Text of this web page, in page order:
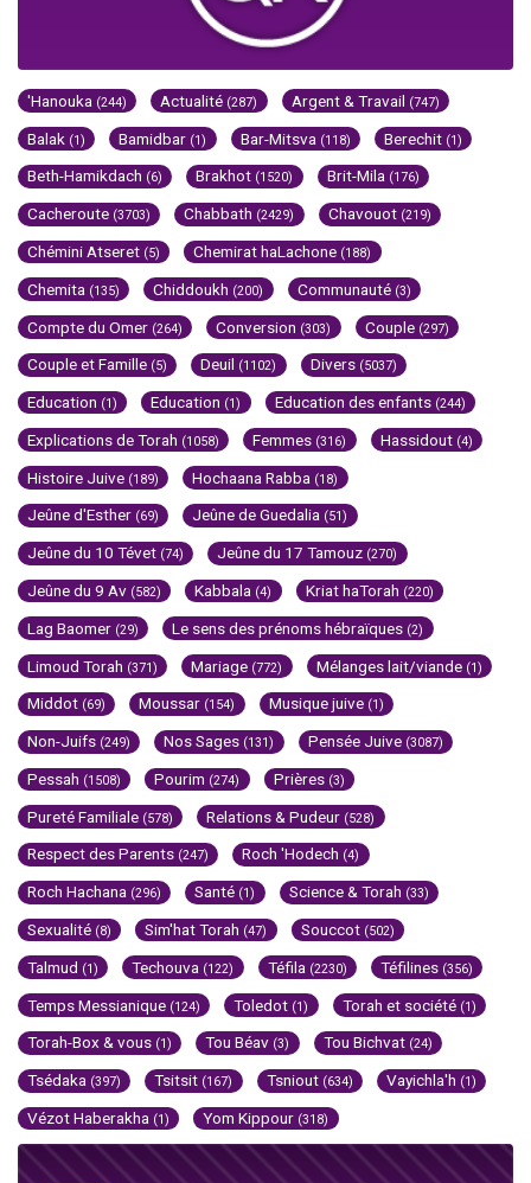
'Hanouka (244) Actualité (287) Argent & Travail (747)
Balak (1) Bamidbar (1) Bar-Mitsva (118) Berechit (1)
Beth-Hamikdach (6) Brakhot (1520) Brit-Mila (176)
Cacheroute (3703) Chabbath (2429) Chavouot (219)
Chémini Atseret (5) Chemirat haLachone (188)
Chemita (135) Chiddoukh (200) Communauté (3)
Compte du Omer (264) Conversion (303) Couple (297)
Couple et Famille (5) Deuil (1102) Divers (5037)
Education (1) Education (1) Education des enfants (244)
Explications de Torah (1058) Femmes (316) Hassidout (4)
Histoire Juive (189) Hochaana Rabba (18)
Jeûne d'Esther (69) Jeûne de Guedalia (51)
Jeûne du 10 Tévet (74) Jeûne du 17 Tamouz (270)
Jeûne du 9 Av (582) Kabbala (4) Kriat haTorah (220)
Lag Baomer (29) Le sens des prénoms hébraïques (2)
Limoud Torah (371) Mariage (772) Mélanges lait/viande (1)
Middot (69) Moussar (154) Musique juive (1)
Non-Juifs (249) Nos Sages (131) Pensée Juive (3087)
Pessah (1508) Pourim (274) Prières (3)
Pureté Familiale (578) Relations & Pudeur (528)
Respect des Parents (247) Roch 'Hodech (4)
Roch Hachana (296) Santé (1) Science & Torah (33)
Sexualité (8) Sim'hat Torah (47) Souccot (502)
Talmud (1) Techouva (122) Téfila (2230) Téfilines (356)
Temps Messianique (124) Toledot (1) Torah et société (1)
Torah-Box & vous (1) Tou Béav (3) Tou Bichvat (24)
Tsédaka (397) Tsitsit (167) Tsniout (634) Vayichla'h (1)
Vézot Haberakha (1) Yom Kippour (318)